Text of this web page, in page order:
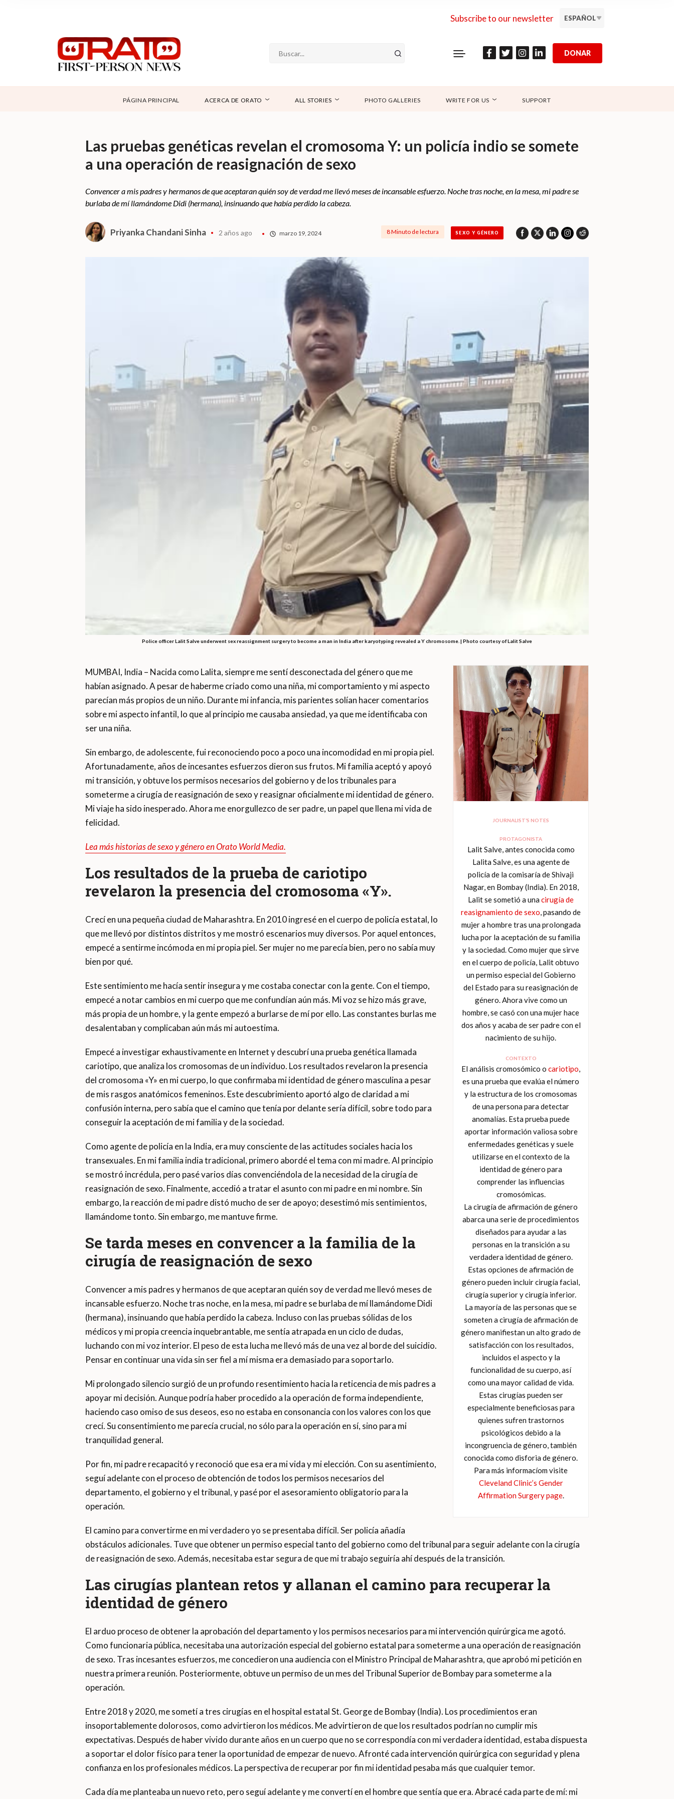
Subscribe to our newsletter ESPAÑOL
SUPPORT
CONTÁCTANOS
DONAR
PÁGINA PRINCIPAL ACERCA DE ORATO ALL STORIES PHOTO GALLERIES WRITE FOR US SUPPORT
Las pruebas genéticas revelan el cromosoma Y: un policía indio se somete
a una operación de reasignación de sexo
Convencer a mis padres y hermanos de que aceptaran quién soy de verdad me llevó meses de incansable esfuerzo. Noche tras noche, en la mesa, mi padre se
burlaba de mí llamándome Didi (hermana), insinuando que había perdido la cabeza.
Priyanka Chandani Sinha 2 años ago marzo 19, 2024 8 Minuto de lectura SEXO Y GÉNERO
Police officer Lalit Salve underwent sex reassignment surgery to become a man in India after karyotyping revealed a Y chromosome. | Photo courtesy of Lalit Salve
JOURNALIST’S NOTES
PROTAGONISTA
Lalit Salve, antes conocida como
Lalita Salve, es una agente de
policía de la comisaría de Shivaji
Nagar, en Bombay (India). En 2018,
Lalit se sometió a unacirugía de
reasignamiento de sexo, pasando de
mujer a hombre tras una prolongada
lucha por la aceptación de su familia
y la sociedad. Como mujer que sirve
en el cuerpo de policía, Lalit obtuvo
un permiso especial del Gobierno
del Estado para su reasignación de
género. Ahora vive como un
hombre, se casó con una mujer hace
dos años y acaba de ser padre con el
nacimiento de su hijo.
CONTEXTO
El análisis cromosómico ocariotipo,
es una prueba que evalúa el número
y la estructura de los cromosomas
de una persona para detectar
anomalías. Esta prueba puede
aportar información valiosa sobre
enfermedades genéticas y suele
utilizarse en el contexto de la
identidad de género para
comprender las influencias
cromosómicas.
La cirugía de afirmación de género
abarca una serie de procedimientos
diseñados para ayudar a las
personas en la transición a su
verdadera identidad de género.
Estas opciones de afirmación de
género pueden incluir cirugía facial,
cirugía superior y cirugía inferior.
La mayoría de las personas que se
someten a cirugía de afirmación de
género manifiestan un alto grado de
satisfacción con los resultados,
incluidos el aspecto y la
funcionalidad de su cuerpo, así
como una mayor calidad de vida.
Estas cirugías pueden ser
especialmente beneficiosas para
quienes sufren trastornos
psicológicos debido a la
incongruencia de género, también
conocida como disforia de género.
Para más informacíom visite
Cleveland Clinic’s Gender
Affirmation Surgery page.
MUMBAI, India – Nacida como Lalita, siempre me sentí desconectada del género que me
habían asignado. A pesar de haberme criado como una niña, mi comportamiento y mi aspecto
parecían más propios de un niño. Durante mi infancia, mis parientes solían hacer comentarios
sobre mi aspecto infantil, lo que al principio me causaba ansiedad, ya que me identificaba con
ser una niña.
Sin embargo, de adolescente, fui reconociendo poco a poco una incomodidad en mi propia piel.
Afortunadamente, años de incesantes esfuerzos dieron sus frutos. Mi familia aceptó y apoyó
mi transición, y obtuve los permisos necesarios del gobierno y de los tribunales para
someterme a cirugía de reasignación de sexo y reasignar oficialmente mi identidad de género.
Mi viaje ha sido inesperado. Ahora me enorgullezco de ser padre, un papel que llena mi vida de
felicidad.
Lea más historias de sexo y género en Orato World Media.
Los resultados de la prueba de cariotipo
revelaron la presencia del cromosoma «Y».
Crecí en una pequeña ciudad de Maharashtra. En 2010 ingresé en el cuerpo de policía estatal, lo
que me llevó por distintos distritos y me mostró escenarios muy diversos. Por aquel entonces,
empecé a sentirme incómoda en mi propia piel. Ser mujer no me parecía bien, pero no sabía muy
bien por qué.
Este sentimiento me hacía sentir insegura y me costaba conectar con la gente. Con el tiempo,
empecé a notar cambios en mi cuerpo que me confundían aún más. Mi voz se hizo más grave,
más propia de un hombre, y la gente empezó a burlarse de mí por ello. Las constantes burlas me
desalentaban y complicaban aún más mi autoestima.
Empecé a investigar exhaustivamente en Internet y descubrí una prueba genética llamada
cariotipo, que analiza los cromosomas de un individuo. Los resultados revelaron la presencia
del cromosoma «Y» en mi cuerpo, lo que confirmaba mi identidad de género masculina a pesar
de mis rasgos anatómicos femeninos. Este descubrimiento aportó algo de claridad a mi
confusión interna, pero sabía que el camino que tenía por delante sería difícil, sobre todo para
conseguir la aceptación de mi familia y de la sociedad.
Como agente de policía en la India, era muy consciente de las actitudes sociales hacia los
transexuales. En mi familia india tradicional, primero abordé el tema con mi madre. Al principio
se mostró incrédula, pero pasé varios días convenciéndola de la necesidad de la cirugía de
reasignación de sexo. Finalmente, accedió a tratar el asunto con mi padre en mi nombre. Sin
embargo, la reacción de mi padre distó mucho de ser de apoyo; desestimó mis sentimientos,
llamándome tonto. Sin embargo, me mantuve firme.
Se tarda meses en convencer a la familia de la
cirugía de reasignación de sexo
Convencer a mis padres y hermanos de que aceptaran quién soy de verdad me llevó meses de
incansable esfuerzo. Noche tras noche, en la mesa, mi padre se burlaba de mí llamándome Didi
(hermana), insinuando que había perdido la cabeza. Incluso con las pruebas sólidas de los
médicos y mi propia creencia inquebrantable, me sentía atrapada en un ciclo de dudas,
luchando con mi voz interior. El peso de esta lucha me llevó más de una vez al borde del suicidio.
Pensar en continuar una vida sin ser fiel a mí misma era demasiado para soportarlo.
Mi prolongado silencio surgió de un profundo resentimiento hacia la reticencia de mis padres a
apoyar mi decisión. Aunque podría haber procedido a la operación de forma independiente,
haciendo caso omiso de sus deseos, eso no estaba en consonancia con los valores con los que
crecí. Su consentimiento me parecía crucial, no sólo para la operación en sí, sino para mi
tranquilidad general.
Por fin, mi padre recapacitó y reconoció que esa era mi vida y mi elección. Con su asentimiento,
seguí adelante con el proceso de obtención de todos los permisos necesarios del
departamento, el gobierno y el tribunal, y pasé por el asesoramiento obligatorio para la
operación.
El camino para convertirme en mi verdadero yo se presentaba difícil. Ser policía añadía
obstáculos adicionales. Tuve que obtener un permiso especial tanto del gobierno como del tribunal para seguir adelante con la cirugía
de reasignación de sexo. Además, necesitaba estar segura de que mi trabajo seguiría ahí después de la transición.
Las cirugías plantean retos y allanan el camino para recuperar la
identidad de género
El arduo proceso de obtener la aprobación del departamento y los permisos necesarios para mi intervención quirúrgica me agotó.
Como funcionaria pública, necesitaba una autorización especial del gobierno estatal para someterme a una operación de reasignación
de sexo. Tras incesantes esfuerzos, me concedieron una audiencia con el Ministro Principal de Maharashtra, que aprobó mi petición en
nuestra primera reunión. Posteriormente, obtuve un permiso de un mes del Tribunal Superior de Bombay para someterme a la
operación.
Entre 2018 y 2020, me sometí a tres cirugías en el hospital estatal St. George de Bombay (India). Los procedimientos eran
insoportablemente dolorosos, como advirtieron los médicos. Me advirtieron de que los resultados podrían no cumplir mis
expectativas. Después de haber vivido durante años en un cuerpo que no se correspondía con mi verdadera identidad, estaba dispuesta
a soportar el dolor físico para tener la oportunidad de empezar de nuevo. Afronté cada intervención quirúrgica con seguridad y plena
confianza en los profesionales médicos. La perspectiva de recuperar por fin mi identidad pesaba más que cualquier temor.
Cada día me planteaba un nuevo reto, pero seguí adelante y me convertí en el hombre que sentía que era. Abracé cada parte de mí: mi